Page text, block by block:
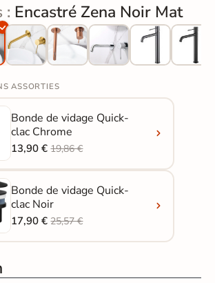
: Encastré Zena Noir Mat
ASSORTIES
Bonde de vidage Quick-
clac Chrome
13,90 €19,86 €
Bonde de vidage Quick-
clac Noir
17,90 €25,57 €